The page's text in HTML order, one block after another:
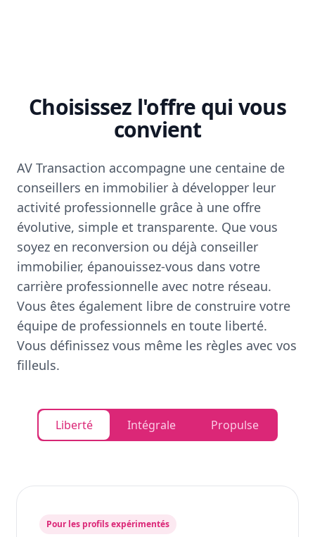
Choisissez l'offre qui vous
convient
AV Transaction accompagne une centaine de
conseillers en immobilier à développer leur
activité professionnelle grâce à une offre
évolutive, simple et transparente. Que vous
soyez en reconversion ou déjà conseiller
immobilier, épanouissez-vous dans votre
carrière professionnelle avec notre réseau.
Vous êtes également libre de construire votre
équipe de professionnels en toute liberté.
Vous définissez vous même les règles avec vos
filleuls.
Liberté Intégrale Propulse
Pour les profils expérimentés